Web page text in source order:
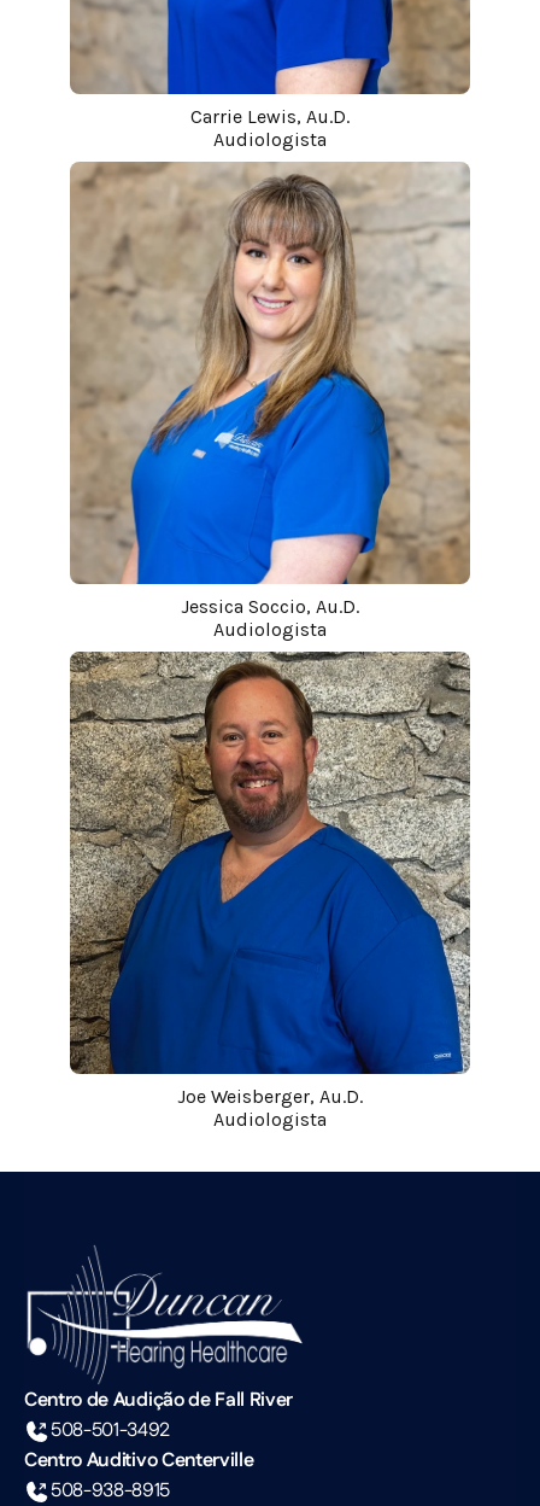
Carrie Lewis, Au.D.
Audiologista
Jessica Soccio, Au.D.
Audiologista
Joe Weisberger, Au.D.
Audiologista
Centro de Audição de Fall River
508-501-3492
Centro Auditivo Centerville
508-938-8915